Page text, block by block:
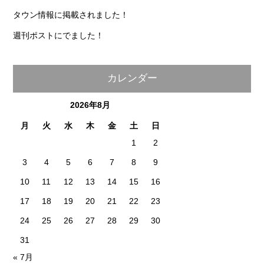
タウン情報に掲載されました！
週刊ポストにでました！
カレンダー
2026年8月
月 火 水 木 金 土
日
1
2
3 4 5 6 7 8 9
10 11 12 13 14 15 16
17 18 19 20 21 22 23
24 25 26 27 28 29 30
31
« 7月